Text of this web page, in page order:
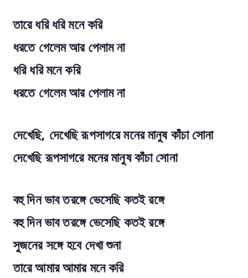
তারে ধরি ধরি মনে করি
ধরতে গেলেম আর পেলাম না
ধরি ধরি মনে করি
ধরতে গেলেম আর পেলাম না
দেখেছি, দেখেছি রূপসাগরে মনের মানুষ কাঁচা সোনা
দেখেছি রূপসাগরে মনের মানুষ কাঁচা সোনা
বহু দিন ভাব তরঙ্গে ভেসেছি কতই রঙ্গে
বহু দিন ভাব তরঙ্গে ভেসেছি কতই রঙ্গে
সুজনের সঙ্গে হবে দেখা শুনা
তারে আমার আমার মনে করি